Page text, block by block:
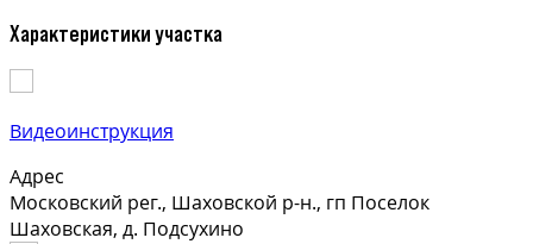
Характеристики участка
Видеоинструкция
Адрес
Московский рег., Шаховской р-н., гп Поселок
Шаховская, д. Подсухино